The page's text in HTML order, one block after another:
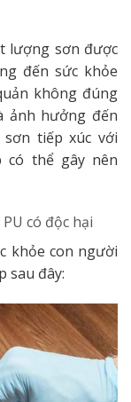
lượng sơn được
đến sức khỏe
không đúng
ảnh hưởng đến
tiếp xúc với
có thể gây nên
có độc hại
khỏe con người
sau đây: